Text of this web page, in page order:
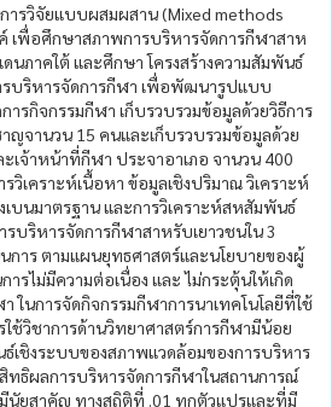
ารวิจัยแบบผสมผสาน (Mixed methods
เพื่อศึกษาสภาพการบริหารจัดการกีฬาสาห
นภาคใต้ และศึกษา โครงสร้างความสัมพันธ์
รบริหารจัดการกีฬา เพื่อพัฒนารูปแบบ
รกิจกรรมกีฬา เก็บรวบรวมข้อมูลด้วยวิธีการ
ญจานวน 15 คนและเก็บรวบรวมข้อมูลด้วย
เจ้าหน้าที่กีฬา ประจาอาเภอ จานวน 400
วิเคราะห์เนื้อหา ข้อมูลเชิงปริมาณ วิเคราะห์
เบนมาตรฐาน และการวิเคราะห์สหสัมพันธ์
บริหารจัดการกีฬาสาหรับเยาวชนใน 3
การ ตามแผนยุทธศาสตร์และนโยบายของผู้
รไม่มีความต่อเนื่อง และ ไม่กระตุ้นให้เกิด
ในการจัดกิจกรรมกีฬาการนาเทคโนโลยีที่ใช้
ใช้วิชาการด้านวิทยาศาสตร์การกีฬามีน้อย
ธ์เชิงระบบของสภาพแวดล้อมของการบริหาร
ทธิผลการบริหารจัดการกีฬาในสถานการณ์
นัยสาคัญ ทางสถิติที่ .01 ทุกตัวแปรและที่มี